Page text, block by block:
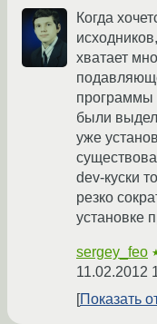
Когда
хватает
программы
были
уже
dev-куски
резко
установке
sergey_feo
11.02.2012
Показать